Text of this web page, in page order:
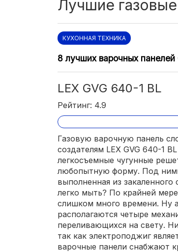
Лучшие
КУХОННАЯ ТЕХНИКА
8 лучших варочных панелей
LEX GVG 640-1 BL
Рейтинг: 4.9
Газовую варочную панель
создателям LEX GVG 640-1
легкосъемные чугунные
любопытную форму. Под
выполненная из
легко мыть? По крайней
слишком много времени. Ну
располагаются четыре
переливающихся на свету.
так как электроподжиг
варочные панели снабжают